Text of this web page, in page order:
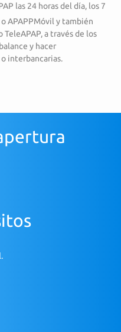
las 24 horas del día, los 7
APAPPMóvil y también
a través de los
y hacer
interbancarias.